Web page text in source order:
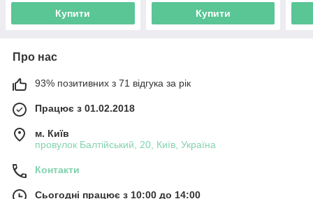
Купити Купити
Про нас
93% позитивних з 71 відгука за рік
Працює з 01.02.2018
м. Київ
провулок Балтійський, 20, Київ, Україна
Контакти
Сьогодні працює з 10:00 до 14:00